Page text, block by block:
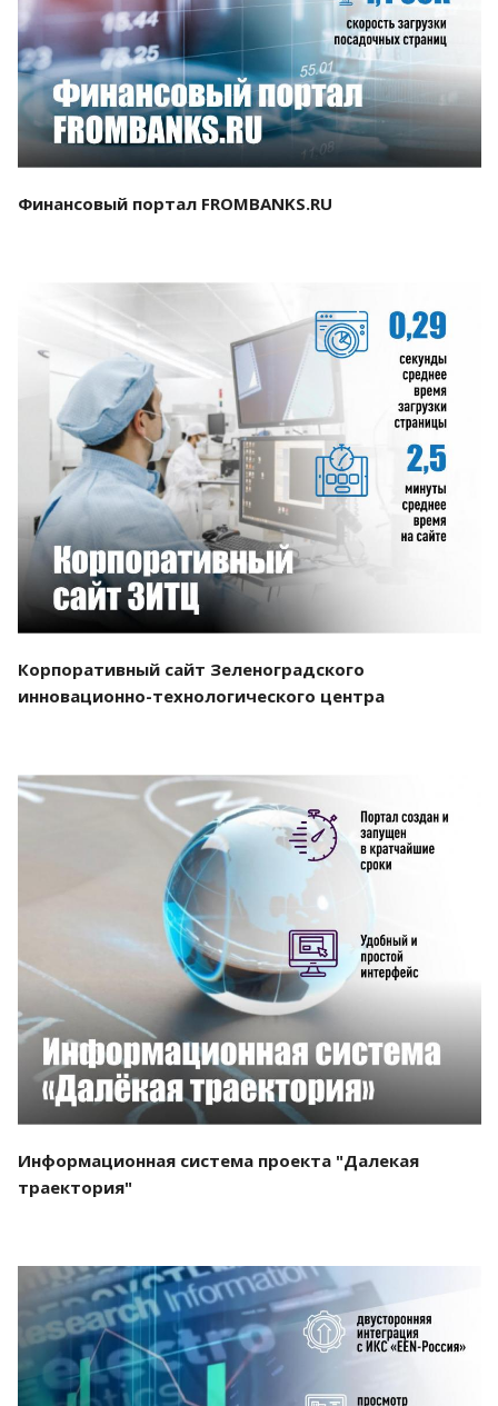
Смотреть проект
Финансовый портал FROMBANKS.RU
Смотреть проект
Корпоративный сайт Зеленоградского
инновационно-технологического центра
Смотреть проект
Информационная система проекта "Далекая
траектория"